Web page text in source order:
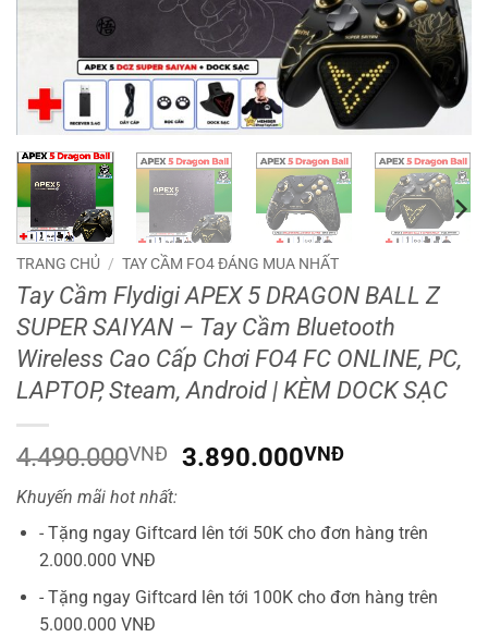
TRANG CHỦ / TAY CẦM FO4 ĐÁNG MUA NHẤT
Tay Cầm Flydigi APEX 5 DRAGON BALL Z
SUPER SAIYAN – Tay Cầm Bluetooth
Wireless Cao Cấp Chơi FO4 FC ONLINE, PC,
LAPTOP, Steam, Android | KÈM DOCK SẠC
4.490.000VNĐ
Giá
4.490.000VNĐ.
3.890.000VNĐGiá
là:
Khuyến mãi hot nhất:
- Tặng ngay Giftcard lên tới 50K cho đơn hàng trên
2.000.000 VNĐ
- Tặng ngay Giftcard lên tới 100K cho đơn hàng trên
5.000.000 VNĐ